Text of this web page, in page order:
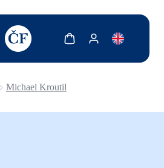
TODO: Add description for reader
Zobrazit košíkZobrazit můj účet
Michael Kroutil